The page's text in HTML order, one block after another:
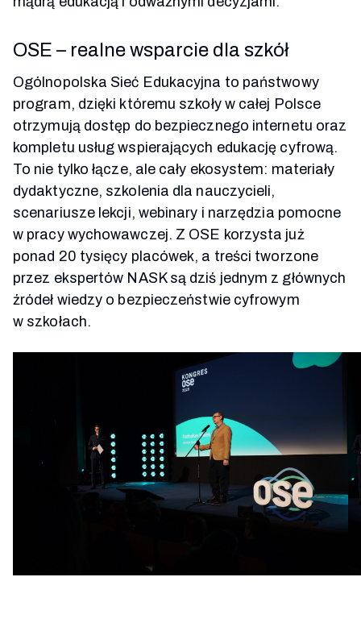
OSE – realne wsparcie dla szkół
Ogólnopolska Sieć Edukacyjna to państwowy
program, dzięki któremu szkoły w całej Polsce
otrzymują dostęp do bezpiecznego internetu oraz
kompletu usług wspierających edukację cyfrową.
To nie tylko łącze, ale cały ekosystem: materiały
dydaktyczne, szkolenia dla nauczycieli,
scenariusze lekcji, webinary i narzędzia pomocne
w pracy wychowawczej. Z OSE korzysta już
ponad 20 tysięcy placówek, a treści tworzone
przez ekspertów NASK są dziś jednym z głównych
źródeł wiedzy o bezpieczeństwie cyfrowym
w szkołach.